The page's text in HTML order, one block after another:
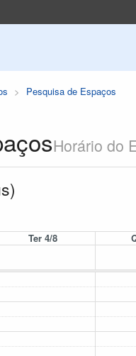
Pesquisa de Espaços
Horário do
Ter 4/8